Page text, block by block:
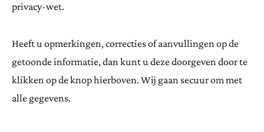
privacy-wet.
Heeft u opmerkingen, correcties of aanvullingen op de
getoonde informatie, dan kunt u deze doorgeven door te
klikken op de knop hierboven. Wij gaan secuur om met
alle gegevens.